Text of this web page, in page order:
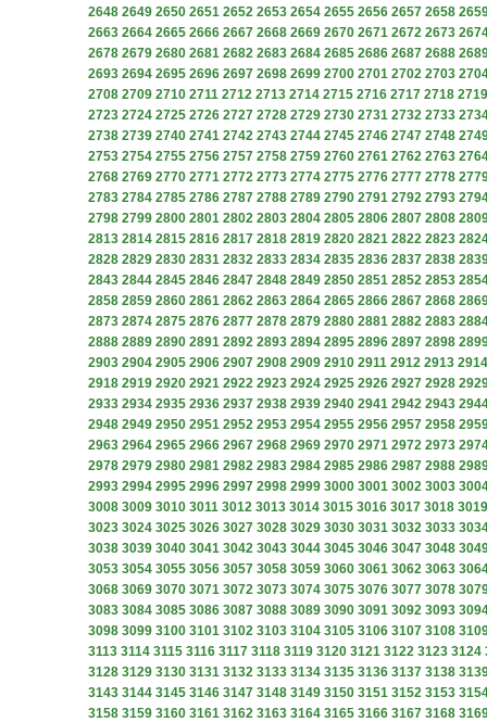
2648 2649 2650 2651 2652 2653 2654 2655 2656 2657 2658
2663 2664 2665 2666 2667 2668 2669 2670 2671 2672 2673
2678 2679 2680 2681 2682 2683 2684 2685 2686 2687 2688
2693 2694 2695 2696 2697 2698 2699 2700 2701 2702 2703
2708 2709 2710 2711 2712 2713 2714 2715 2716 2717 2718 2719
2723 2724 2725 2726 2727 2728 2729 2730 2731 2732 2733
2738 2739 2740 2741 2742 2743 2744 2745 2746 2747 2748
2753 2754 2755 2756 2757 2758 2759 2760 2761 2762 2763
2768 2769 2770 2771 2772 2773 2774 2775 2776 2777 2778
2783 2784 2785 2786 2787 2788 2789 2790 2791 2792 2793
2798 2799 2800 2801 2802 2803 2804 2805 2806 2807 2808
2813 2814 2815 2816 2817 2818 2819 2820 2821 2822 2823
2828 2829 2830 2831 2832 2833 2834 2835 2836 2837 2838
2843 2844 2845 2846 2847 2848 2849 2850 2851 2852 2853
2858 2859 2860 2861 2862 2863 2864 2865 2866 2867 2868
2873 2874 2875 2876 2877 2878 2879 2880 2881 2882 2883
2888 2889 2890 2891 2892 2893 2894 2895 2896 2897 2898
2903 2904 2905 2906 2907 2908 2909 2910 2911 2912 2913 2914
2918 2919 2920 2921 2922 2923 2924 2925 2926 2927 2928
2933 2934 2935 2936 2937 2938 2939 2940 2941 2942 2943
2948 2949 2950 2951 2952 2953 2954 2955 2956 2957 2958
2963 2964 2965 2966 2967 2968 2969 2970 2971 2972 2973
2978 2979 2980 2981 2982 2983 2984 2985 2986 2987 2988
2993 2994 2995 2996 2997 2998 2999 3000 3001 3002 3003
3008 3009 3010 3011 3012 3013 3014 3015 3016 3017 3018 3019
3023 3024 3025 3026 3027 3028 3029 3030 3031 3032 3033
3038 3039 3040 3041 3042 3043 3044 3045 3046 3047 3048
3053 3054 3055 3056 3057 3058 3059 3060 3061 3062 3063
3068 3069 3070 3071 3072 3073 3074 3075 3076 3077 3078
3083 3084 3085 3086 3087 3088 3089 3090 3091 3092 3093
3098 3099 3100 3101 3102 3103 3104 3105 3106 3107 3108
3113 3114 3115 3116 3117 3118 3119 3120 3121 3122 3123 3124
3128 3129 3130 3131 3132 3133 3134 3135 3136 3137 3138
3143 3144 3145 3146 3147 3148 3149 3150 3151 3152 3153
3158 3159 3160 3161 3162 3163 3164 3165 3166 3167 3168